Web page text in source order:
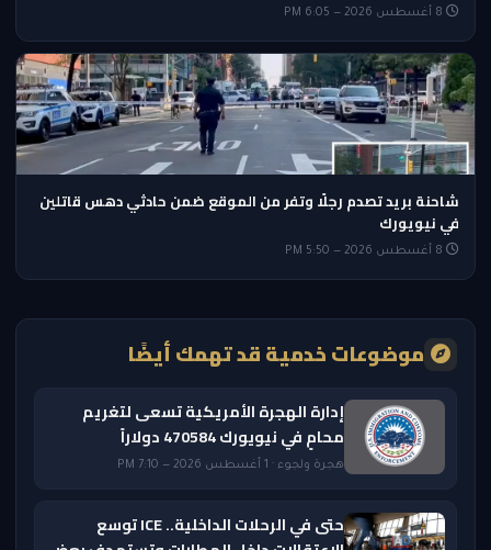
شاحنة بريد تصدم رجلًا وتفر من الموقع ضمن حادثي دهس قاتلين
في نيويورك
موضوعات خدمية قد تهمك أيضًا
إدارة الهجرة الأمريكية تسعى لتغريم
محامٍ في نيويورك 470584 دولاراً
هجرة ولجوء · 1 أغسطس 2026 — 7:10 PM
حتى في الرحلات الداخلية.. ICE توسع